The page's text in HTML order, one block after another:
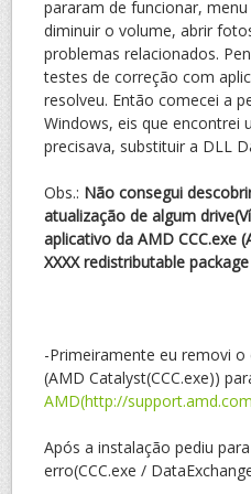
pararam de funcionar,
diminuir o volume, abrir
problemas relacionados.
testes de correção com
resolveu. Então comecei a
Windows, eis que encontrei
precisava, substituir a DLL
Obs.: Não consegui
atualização de algum
aplicativo da AMD CCC.exe
XXXX redistributable
-Primeiramente eu removi
(AMD Catalyst(CCC.exe))
AMD(http://
Após a instalação pediu
erro(CCC.exe /